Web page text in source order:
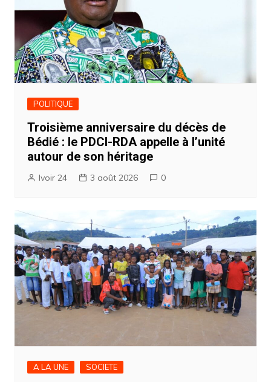
POLITIQUE
Troisième anniversaire du décès de
Bédié : le PDCI-RDA appelle à l’unité
autour de son héritage
Ivoir 24 3 août 2026 0
A LA UNE SOCIETE